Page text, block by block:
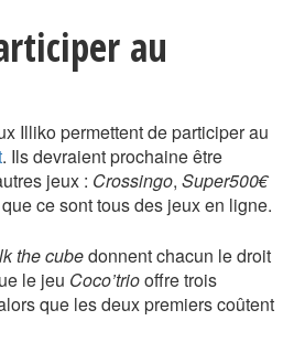
au
Illiko permettent de participer au
. Ils devraient prochaine être
jeux : Crossingo, Super500€
ce sont tous des jeux en ligne.
the cubedonnent chacun le droit
le jeu Coco’triooffre trois
que les deux premiers coûtent